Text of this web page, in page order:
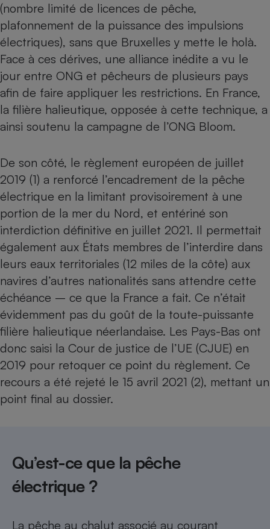
(nombre limité de licences de pêche,
plafonnement de la puissance des impulsions
électriques), sans que Bruxelles y mette le holà.
Face à ces dérives, une alliance inédite a vu le
jour entre ONG et pêcheurs de plusieurs pays
afin de faire appliquer les restrictions. En France,
la filière halieutique, opposée à cette technique, a
ainsi soutenu la campagne de l’ONG Bloom.
De son côté, le règlement européen de juillet
2019 (1) a renforcé l’encadrement de la pêche
électrique en la limitant provisoirement à une
portion de la mer du Nord, et entériné son
interdiction définitive en juillet 2021. Il permettait
également aux États membres de l’interdire dans
leurs eaux territoriales (12 miles de la côte) aux
navires d’autres nationalités sans attendre cette
échéance – ce que la France a fait. Ce n’était
évidemment pas du goût de la toute-puissante
filière halieutique néerlandaise. Les Pays-Bas ont
donc saisi la Cour de justice de l’UE (CJUE) en
2019 pour retoquer ce point du règlement. Ce
recours a été rejeté le 15 avril 2021 (2), mettant un
point final au dossier.
Qu’est-ce que la pêche
électrique ?
La pêche au chalut associé au courant
bouteille
Banque
Lave-linge
Plaque de cuisson à
induction
Climatiseur -
Ventilateur
Cafetière à expressos
Téléviseur
Téléphone mobile -
Smartphone
Antivirus
Matelas
Climatiseur -
Ventilateur
Antimoustique